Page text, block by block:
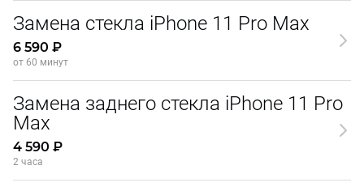
Замена стекла iPhone 11 Pro Max
6 590 ₽
от 60 минут
Замена заднего стекла iPhone 11 Pro
Max
4 590 ₽
2 часа